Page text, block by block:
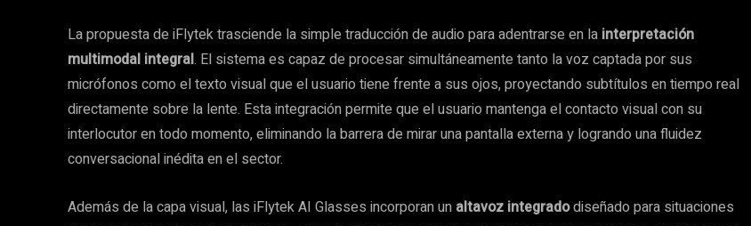
La propuesta de iFlytek trasciende la simple traducción de audio para adentrarse en la interpretación
multimodal integral. El sistema es capaz de procesar simultáneamente tanto la voz captada por sus
micrófonos como el texto visual que el usuario tiene frente a sus ojos, proyectando subtítulos en tiempo real
directamente sobre la lente. Esta integración permite que el usuario mantenga el contacto visual con su
interlocutor en todo momento, eliminando la barrera de mirar una pantalla externa y logrando una fluidez
conversacional inédita en el sector.
Además de la capa visual, las iFlytek AI Glasses incorporan un altavoz integradodiseñado para situaciones